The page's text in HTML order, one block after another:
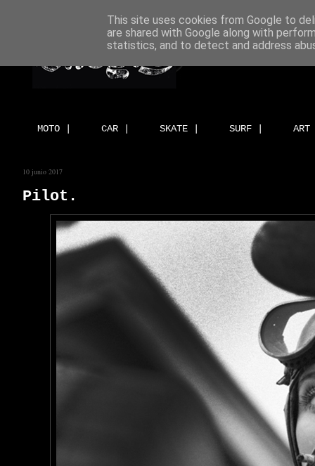
MOTO | CAR | SKATE | SURF |
10 junio 2017
Pilot.
This site uses cookies from Google to
are shared with Google along with
statistics, and to detect and address